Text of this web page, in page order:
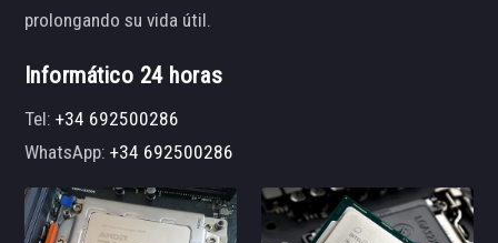
prolongando su vida útil.
Informático 24 horas
Tel:+34 692500286
WhatsApp:+34 692500286